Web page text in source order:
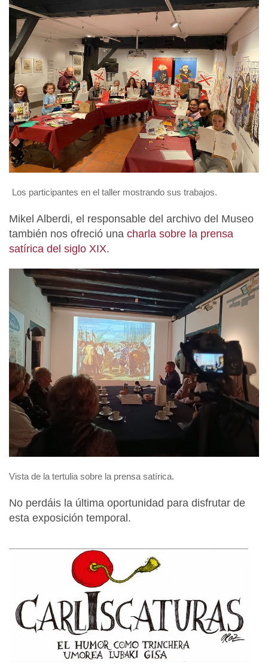
Los participantes en el taller mostrando sus trabajos.
Mikel Alberdi, el responsable del archivo del Museo
también nos ofreció una charla sobre la prensa
satírica del siglo XIX.
Vista de la tertulia sobre la prensa satírica.
No perdáis la última oportunidad para disfrutar de
esta exposición temporal.